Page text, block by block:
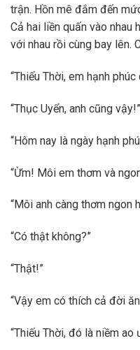
trận. Hồn mê đắm đến
Cả hai liền quấn vào nhau
với nhau rồi cùng bay lên.
“Thiếu Thời, em hạnh phúc
“Thục Uyển, anh cũng vậy!”
“Hôm nay là ngày hạnh
“Ừm! Môi em thơm và
“Môi anh càng thơm ngon
“Có thật không?”
“Thật!”
“Vậy em có thích cả đời
“Thiếu Thời, đó là niềm